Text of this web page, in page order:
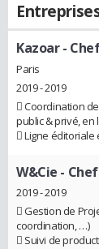
Kazoar-
Paris
2019 - 2019
 Coordination
public & privé,
 Ligne
W&Cie -
2019 - 2019
 Gestion de
coordination, …)
 Suivi de